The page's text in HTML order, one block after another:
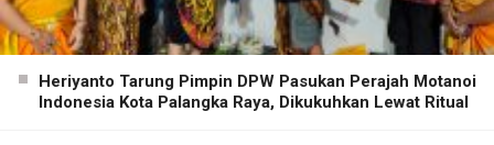
Heriyanto Tarung Pimpin DPW Pasukan Perajah Motanoi
Indonesia Kota Palangka Raya, Dikukuhkan Lewat Ritual